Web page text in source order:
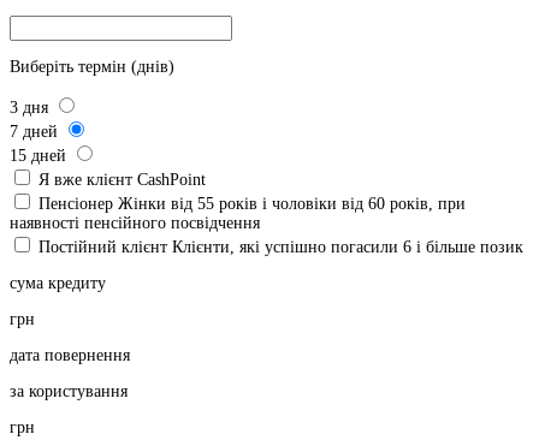
Виберіть термін (днів)
3 дня
7 дней
15 дней
Я вже клієнт CashPoint
Пенсіонер Жінки від 55 років і чоловіки від 60 років, при
наявності пенсійного посвідчення
Постійний клієнт Клієнти, які успішно погасили 6 і більше позик
сума кредиту
грн
дата повернення
за користування
грн